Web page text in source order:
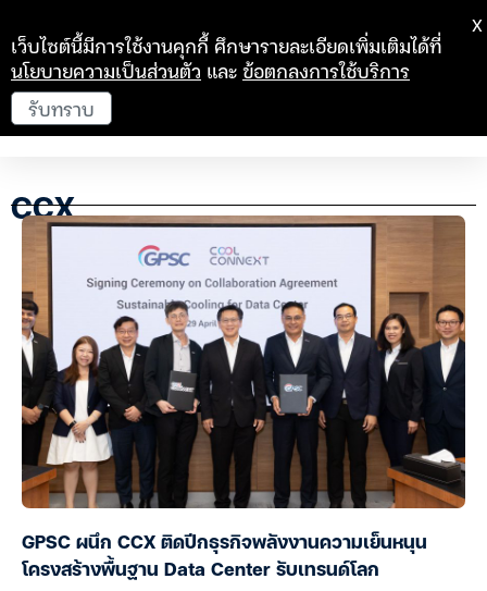
CCX
GPSC ผนึก CCX ติดปีกธุรกิจพลังงานความเย็นหนุน
โครงสร้างพื้นฐาน Data Center รับเทรนด์โลก
เว็บไซต์นี้มีการใช้งานคุกกี้ ศึกษารายละเอียดเพิ่มเติมได้ที่
นโยบายความเป็นส่วนตัว และข้อตกลงการใช้บริการ
รับทราบ
X